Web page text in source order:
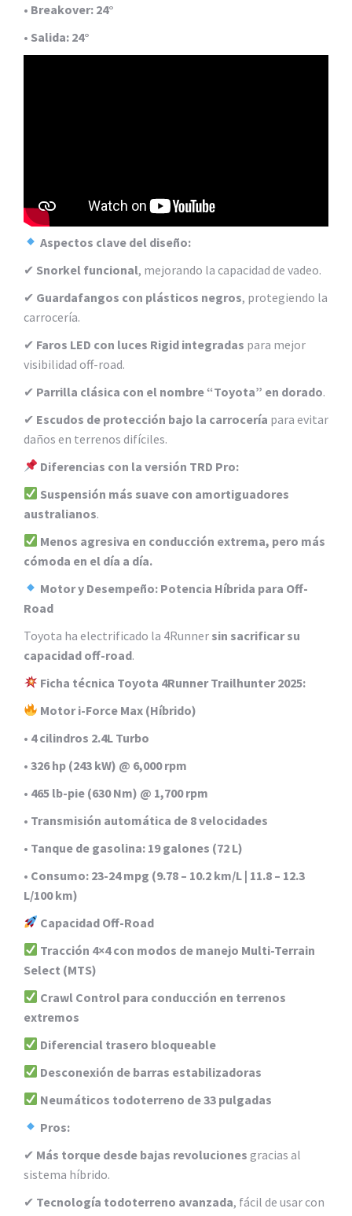
• Breakover: 24°
• Salida: 24°
Aspectos clave del diseño:
✔ Snorkel funcional, mejorando la capacidad de vadeo.
✔ Guardafangos con plásticos negros, protegiendo la
carrocería.
✔ Faros LED con luces Rigid integradas para mejor
visibilidad off-road.
✔ Parrilla clásica con el nombre “Toyota” en dorado.
✔ Escudos de protección bajo la carrocería para evitar
daños en terrenos difíciles.
Diferencias con la versión TRD Pro:
Suspensión más suave con amortiguadores
australianos.
Menos agresiva en conducción extrema, pero más
cómoda en el día a día.
Motor y Desempeño: Potencia Híbrida para Off-
Road
Toyota ha electrificado la 4Runner sin sacrificar su
capacidad off-road.
Ficha técnica Toyota 4Runner Trailhunter 2025:
Motor i-Force Max (Híbrido)
• 4 cilindros 2.4L Turbo
• 326 hp (243 kW) @ 6,000 rpm
• 465 lb-pie (630 Nm) @ 1,700 rpm
• Transmisión automática de 8 velocidades
• Tanque de gasolina: 19 galones (72 L)
• Consumo: 23-24 mpg (9.78 – 10.2 km/L | 11.8 – 12.3
L/100 km)
Capacidad Off-Road
Tracción 4×4 con modos de manejo Multi-Terrain
Select (MTS)
Crawl Control para conducción en terrenos
extremos
Diferencial trasero bloqueable
Desconexión de barras estabilizadoras
Neumáticos todoterreno de 33 pulgadas
Pros:
✔ Más torque desde bajas revoluciones gracias al
sistema híbrido.
✔ Tecnología todoterreno avanzada, fácil de usar con